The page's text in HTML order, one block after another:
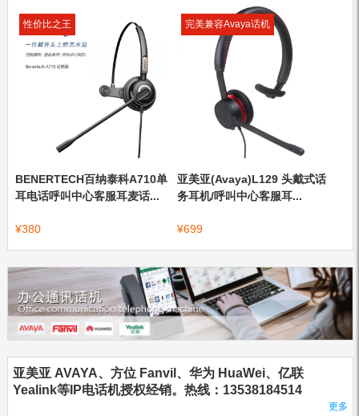
性价比之王
BENERTECH百纳泰科A710单
耳电话呼叫中心客服耳麦话...
¥380
完美兼容Avaya话机
亚美亚(Avaya)L129 头戴式话
务耳机/呼叫中心客服耳...
¥699
亚美亚 AVAYA、方位 Fanvil、华为 HuaWei、亿联
Yealink等IP电话机授权经销。热线：13538184514
更多